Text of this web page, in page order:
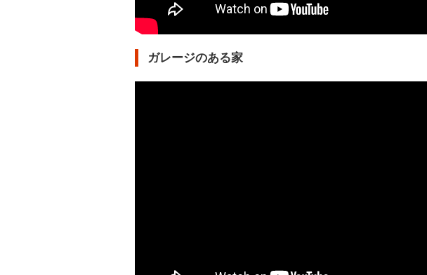
ガレージのある家